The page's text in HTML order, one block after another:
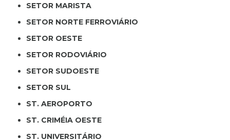
SETOR MARISTA
SETOR NORTE FERROVIÁRIO
SETOR OESTE
SETOR RODOVIÁRIO
SETOR SUDOESTE
SETOR SUL
ST. AEROPORTO
ST. CRIMÉIA OESTE
ST. UNIVERSITÁRIO